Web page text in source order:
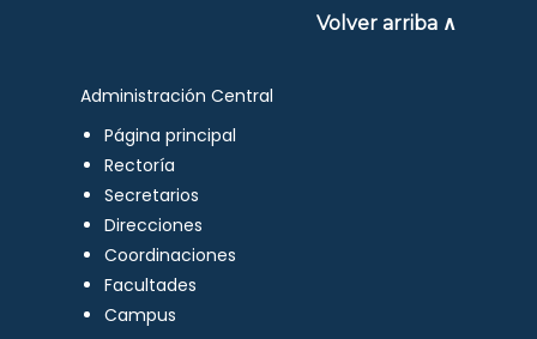
Volver arriba ∧
Administración Central
Página principal
Rectoría
Secretarios
Direcciones
Coordinaciones
Facultades
Campus